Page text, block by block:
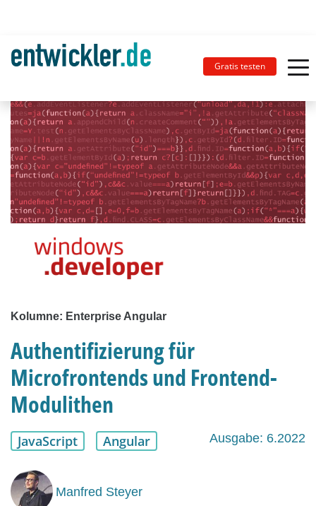
Gratis testen
Kolumne: Enterprise Angular
Authentifizierung für
Microfrontends und Frontend-
Modulithen
JavaScript Angular Ausgabe: 6.2022
Manfred Steyer